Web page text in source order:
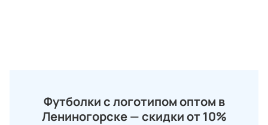
Футболки с логотипом оптом в
Лениногорске — скидки от 10%